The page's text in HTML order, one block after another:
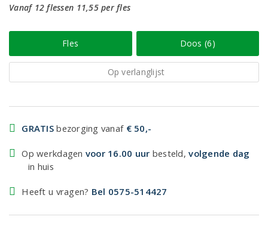
Vanaf 12 flessen 11,55 per fles
Fles Doos (6)
Op verlanglijst
GRATIS bezorging vanaf € 50,-
Op werkdagen voor 16.00 uur besteld,volgende dag
in huis
Heeft u vragen? Bel 0575-514427